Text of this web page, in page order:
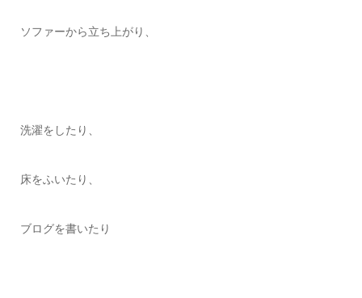
ソファーから立ち上がり、
洗濯をしたり、
床をふいたり、
ブログを書いたり